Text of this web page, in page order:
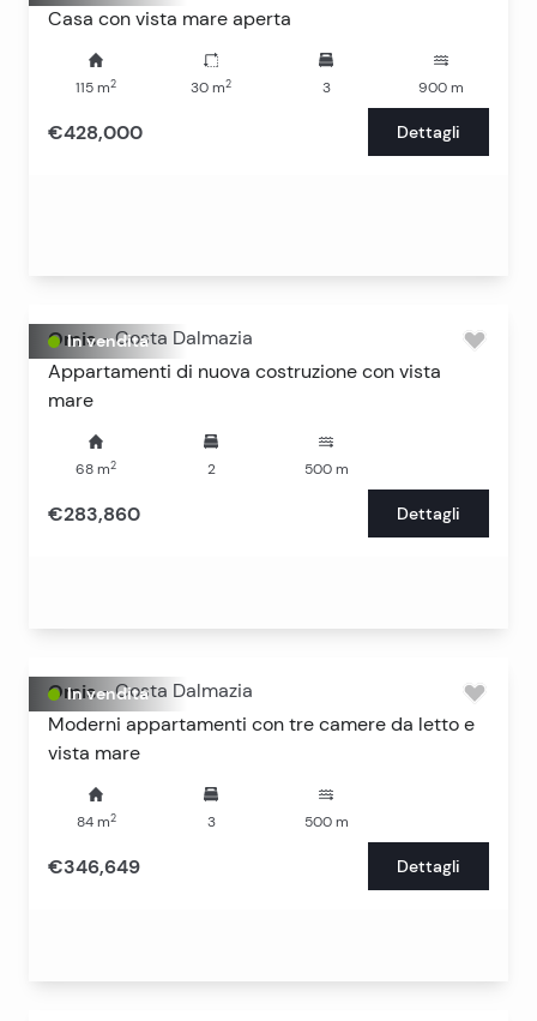
Casa con vista mare aperta
115 m2 30 m2 3 900 m
€428,000 Dettagli
In vendita
Omis - Costa Dalmazia
Appartamenti di nuova costruzione con vista
mare
68 m2 2 500m
€283,860 Dettagli
In vendita
Omis - Costa Dalmazia
Moderni appartamenti con tre camere da letto e
vista mare
84m2 3 500m
€346,649 Dettagli